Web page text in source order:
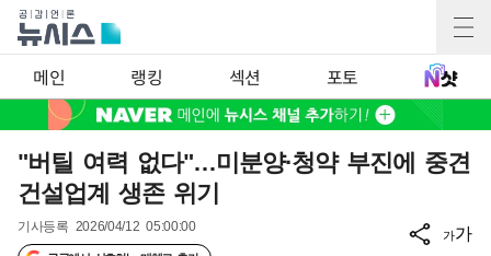
메인 랭킹 섹션 포토
"버틸 여력 없다"…미분양·청약 부진에 중견
건설업계 생존 위기
기사등록 2026/04/12 05:00:00
가가